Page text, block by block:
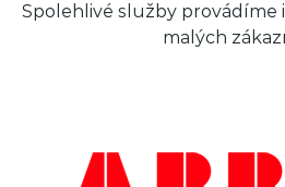
Spolehlivé služby provádíme
malých